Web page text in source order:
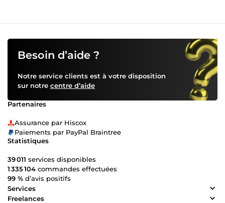
Besoin d’aide ?
Notre service clients est à votre disposition
sur notre centre d’aide
Partenaires
Assurance par Hiscox
Paiements par PayPal Braintree
Statistiques
39 011 services disponibles
1 335 104 commandes effectuées
99 % d’avis positifs
Services
Freelances